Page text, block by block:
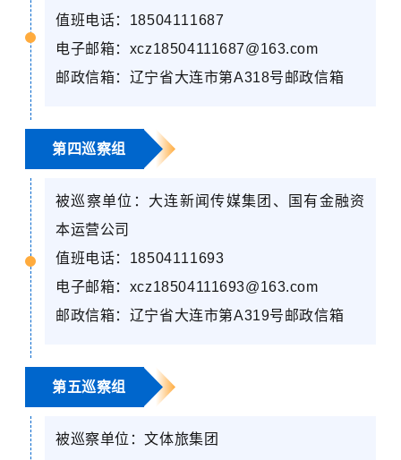
值班电话： 18504111687
电子邮箱： xcz18504111687@163.com
邮政信箱：辽宁省大连市第A318号邮政信箱
第四巡察组
被巡察单位：大连新闻传媒集团、国有金融资
本运营公司
值班电话： 18504111693
电子邮箱： xcz18504111693@163.com
邮政信箱：辽宁省大连市第A319号邮政信箱
第五巡察组
被巡察单位：文体旅集团